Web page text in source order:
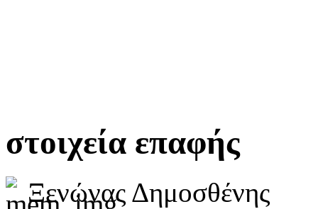
στοιχεία επαφής
Ξενώνας Δημοσθένης